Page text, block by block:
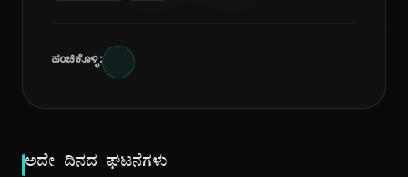
ಹಂಚಿಕೊಳ್ಳಿ:
ಅದೇ ದಿನದ ಘಟನೆಗಳು